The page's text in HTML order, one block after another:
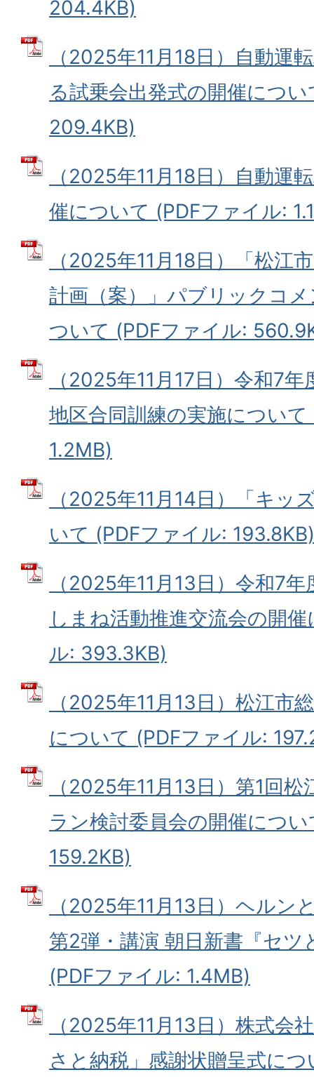
204.4KB)
（2025年11月18日）自動運
る試乗会出発式の開催につ
209.4KB)
（2025年11月18日）自動運
催について (PDFファイル:
（2025年11月18日）「松江
計画（案）」パブリックコ
ついて (PDFファイル:
（2025年11月17日）令和7
地区合同訓練の実施につい
1.2MB)
（2025年11月14日）「キッ
いて (PDFファイル: 193.8KB)
（2025年11月13日）令和7
しまね活動推進交流会の開
ル: 393.3KB)
（2025年11月13日）松江市
について (PDFファイル:
（2025年11月13日）第1回
ラン検討委員会の開催につ
159.2KB)
（2025年11月13日）ヘルン
第2弾・講演 朝日新書『セツ
(PDFファイル: 1.4MB)
（2025年11月13日）株式会
さと納税」感謝状贈呈式に